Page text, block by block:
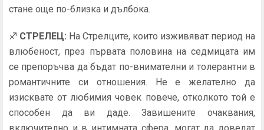
стане още по-близка и дълбока.
♐ СТРЕЛЕЦ: На Стрелците, които изживяват период на
влюбеност, през първата половина на седмицата им
се препоръчва да бъдат по-внимателни и толерантни в
романтичните си отношения. Не е желателно да
изисквате от любимия човек повече, отколкото той е
способен да ви даде. Завишените очаквания,